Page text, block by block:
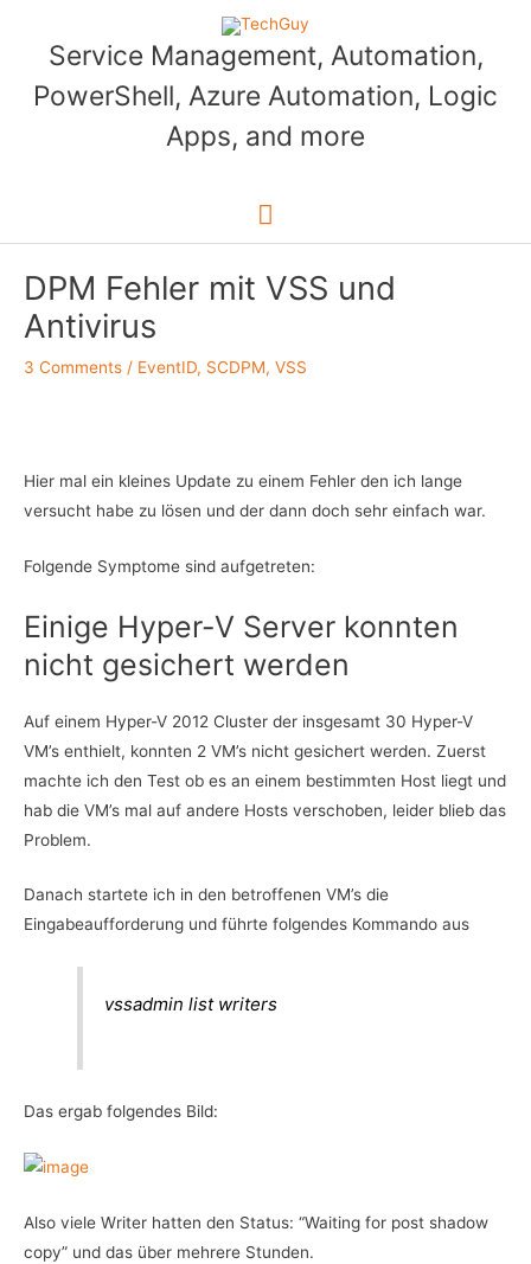
content
Service Management, Automation,
PowerShell, Azure Automation, Logic
Apps, and more
Main
DPM Fehler mit VSS und
Antivirus
3 Comments / EventID, SCDPM, VSS
Hier mal ein kleines Update zu einem Fehler den ich lange
versucht habe zu lösen und der dann doch sehr einfach war.
Folgende Symptome sind aufgetreten:
Einige Hyper-V Server konnten
nicht gesichert werden
Auf einem Hyper-V 2012 Cluster der insgesamt 30 Hyper-V
VM’s enthielt, konnten 2 VM’s nicht gesichert werden. Zuerst
machte ich den Test ob es an einem bestimmten Host liegt und
hab die VM’s mal auf andere Hosts verschoben, leider blieb das
Problem.
Danach startete ich in den betroffenen VM’s die
Eingabeaufforderung und führte folgendes Kommando aus
vssadmin list writers
Das ergab folgendes Bild:
Also viele Writer hatten den Status: “Waiting for post shadow
copy” und das über mehrere Stunden.